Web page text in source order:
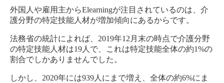
外国人や雇用主からElearningが注目されているのは、介
護分野の特定技能人材が増加傾向にあるからです。
法務省の統計によれば、2019年12月末の時点で介護分野
の特定技能人材は19人で、これは特定技能全体の約1%の
割合でしかありませんでした。
しかし、2020年には939人にまで増え、全体の約6%にま